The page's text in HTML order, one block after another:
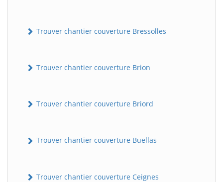
Trouver chantier couverture Bressolles
Trouver chantier couverture Brion
Trouver chantier couverture Briord
Trouver chantier couverture Buellas
Trouver chantier couverture Ceignes